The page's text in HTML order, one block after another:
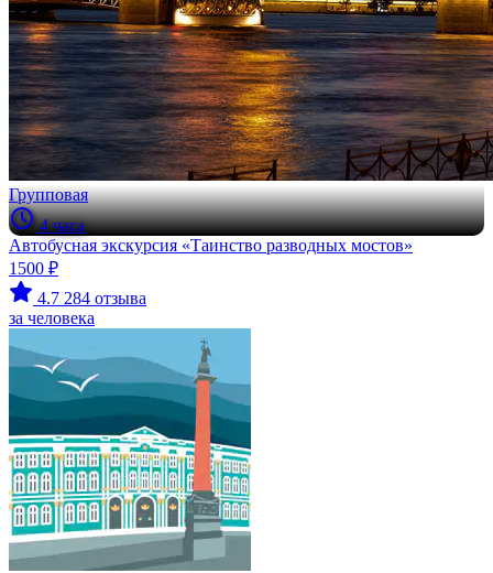
Групповая
4 часа
Автобусная экскурсия «Таинство разводных мостов»
1500 ₽
4.7 284 отзыва
за человека